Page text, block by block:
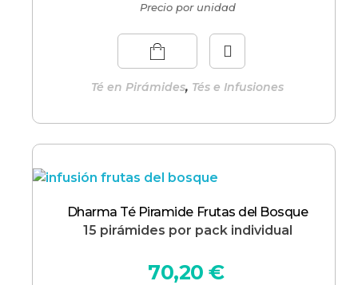
Té en Pirámides, Tés e Infusiones
Precio por unidad
Dharma Té Piramide Frutas del Bosque
15 pirámides por pack individual
70,20€